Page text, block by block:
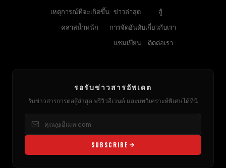
เหตุการณ์ที่จะเกิดขึ้น
คลาสน้ำหนัก
ข่าวล่าสุด
การจัดอันดับ
แชมเปียน
สู้
เกี่ยวกับเรา
ติดต่อเรา
รอรับข่าวสารอัพเดต
รับข่าวสารการต่อสู้ล่าสุด พรีวิวอีเวนต์ และบทวิเคราะห์พิเศษได้ที่นี่
SUBSCRIBE